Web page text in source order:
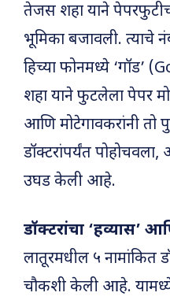
तेजस शहा याने
भूमिका बजावली. त्याचे
हिच्या फोनमध्ये ‘गॉड’
शहा याने फुटलेला पेपर
आणि मोटेगावकरांनी तो
डॉक्टरांपर्यंत
उघड केली आहे.
डॉक्टरांचा ‘हव्यास’
लातूरमधील ५ नामांकित
चौकशी केली आहे. यामध्ये